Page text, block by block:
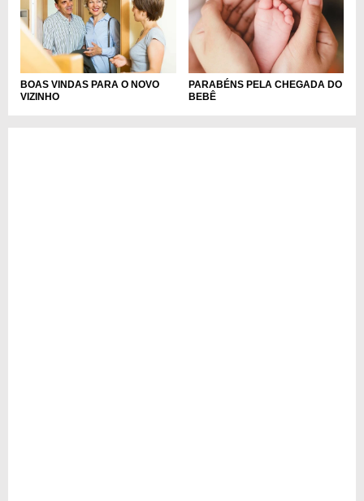
BOAS VINDAS PARA O NOVO
VIZINHO
PARABÉNS PELA CHEGADA DO
BEBÊ